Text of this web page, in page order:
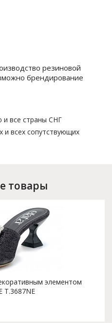
резиновой
брендирование
и все страны СНГ
и всех сопутствующих
товары
элементом
T.3687NE